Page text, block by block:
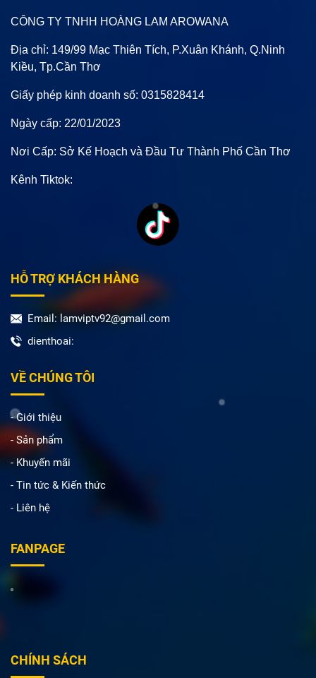
CÔNG TY TNHH HOÀNG LAM AROWANA
Địa chỉ: 149/99 Mạc Thiên Tích, P.Xuân Khánh, Q.Ninh
Kiều, Tp.Cần Thơ
Giấy phép kinh doanh số: 0315828414
Ngày cấp: 22/01/2023
Nơi Cấp: Sở Kế Hoạch và Đầu Tư Thành Phố Cần Thơ
Kênh Tiktok:
HỖ TRỢ KHÁCH HÀNG
Email: lamviptv92@gmail.com
dienthoai:
VỀ CHÚNG TÔI
- Giới thiệu
- Sản phẩm
- Khuyến mãi
- Tin tức & Kiến thức
- Liên hệ
FANPAGE
CHÍNH SÁCH